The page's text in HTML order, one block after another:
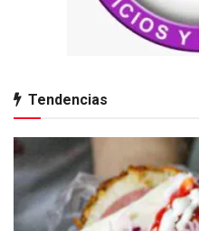
Tendencias